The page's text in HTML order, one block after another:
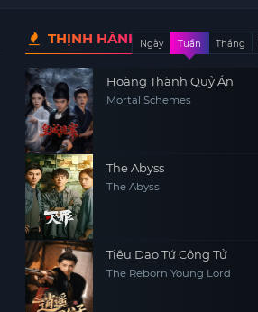
THỊNH HÀNHNgày Tuần Tháng
Hoàng Thành Quỷ Án
Mortal Schemes
The Abyss
The Abyss
Tiêu Dao Tứ Công Tử
The Reborn Young Lord